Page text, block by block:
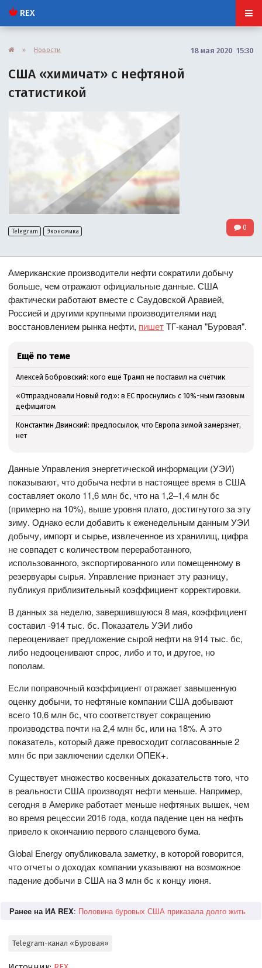
REX
» Новости 18 мая 2020 15:30
США «химичат» с нефтяной
статистикой
Telegram Экономика 0
Американские производители нефти сократили добычу
больше, чем отражают официальные данные. США
фактически работают вместе с Саудовской Аравией,
Россией и другими крупными производителями над
восстановлением рынка нефти, пишетТГ-канал "Буровая".
Ещё по теме
Алексей Бобровский: кого ещё Трамп не поставил на счётчик
«Отпраздновали Новый год»: в ЕС проснулись с 10%-ным газовым
дефицитом
Константин Двинский: предпосылок, что Европа зимой замёрзнет,
нет
Данные Управления энергетической информации (УЭИ)
показывают, что добыча нефти в настоящее время в США
составляет около 11,6 млн бс, что на 1,2–1,4 млн бс
(примерно на 10%), выше уровня плато, достигнутого за эту
зиму. Однако если добавить к еженедельным данным УЭИ
добычу, импорт и сырье, извлеченное из хранилищ, цифра
не совпадет с количеством переработанного,
использованного, экспортированного или помещенному в
резервуары сырья. Управление признает эту разницу,
публикуя приблизительный коэффициент корректировки.
В данных за неделю, завершившуюся 8 мая, коэффициент
составил -914 тыс. бс. Показатель УЭИ либо
переоценивает предложение сырой нефти на 914 тыс. бс,
либо недооценивают спрос, либо и то, и другое, но
пополам.
Если поправочный коэффициент отражает завышенную
оценку добычи, то нефтяные компании США добывают
всего 10,6 млн бс, что соответствует сокращению
производства почти на 2,4 млн бс, или на 18%. А это
показатель, который даже превосходит согласованные 2
млн бс при заключении сделки ОПЕК+.
Существует множество косвенных доказательств того, что
в реальности США производят нефти меньше. Например,
сегодня в Америке работает меньше нефтяных вышек, чем
во время рецессии 2016 года, когда падение цен на нефть
привело к окончанию первого сланцевого бума.
Global Energy опубликовала заметку, в которой говорится,
что отчеты о доходах компании указывают на возможное
падение добычи в США на 3 млн бс к концу июня.
Ранее на ИА REX: Половина буровых США приказала долго жить
Telegram-канал «Буровая»